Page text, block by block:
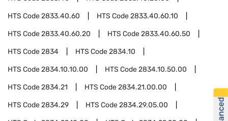
HTS Code2833.40.60 HTS Code2833.40.60.10
HTS Code2833.40.60.20 HTS Code2833.40.60.50
HTS Code2834 HTS Code2834.10
HTS Code2834.10.10.00 HTS Code2834.10.50.00
HTS Code2834.21 HTS Code2834.21.00.00
HTS Code2834.29 HTS Code2834.29.05.00